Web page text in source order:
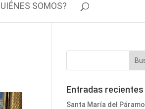
SOMOS?
Entradas recientes
Santa María del Páramo